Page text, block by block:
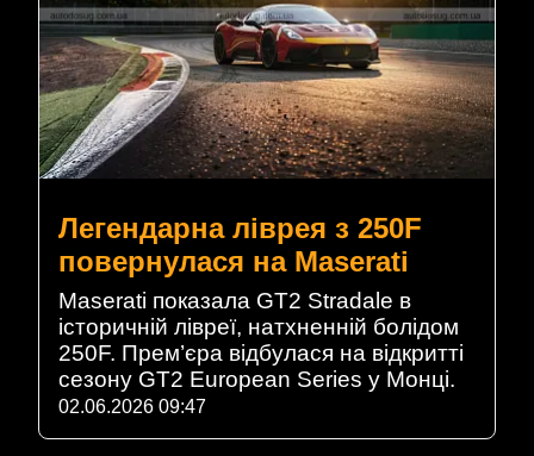
Легендарна ліврея з 250F
повернулася на Maserati
Maserati показала GT2 Stradale в
історичній лівреї, натхненній болідом
250F. Прем’єра відбулася на відкритті
сезону GT2 European Series у Монці.
02.06.2026 09:47